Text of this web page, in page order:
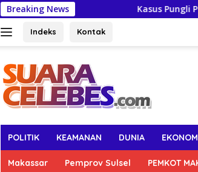
Breaking NewsKasus Pungli Perizinan, Bupati
Indeks Kontak
POLITIK KEAMANAN DUNIA
Makassar Pemprov Sulsel PEMKOT